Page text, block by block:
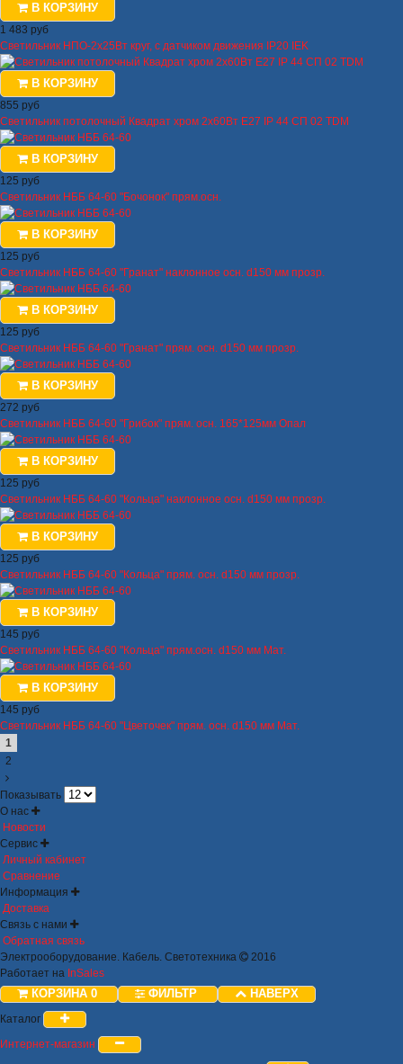
В КОРЗИНУ
1 483 руб
Светильник НПО-2х25Вт круг, с датчиком движения IP20 IEK
В КОРЗИНУ
855 руб
Светильник потолочный Квадрат хром 2х60Вт E27 IP 44 СП 02 TDM
В КОРЗИНУ
125 руб
Светильник НББ 64-60 "Бочонок" прям.осн.
В КОРЗИНУ
125 руб
Светильник НББ 64-60 "Гранат" наклонное осн. d150 мм прозр.
В КОРЗИНУ
125 руб
Светильник НББ 64-60 "Гранат" прям. осн. d150 мм прозр.
В КОРЗИНУ
272 руб
Светильник НББ 64-60 "Грибок" прям. осн. 165*125мм Опал
В КОРЗИНУ
125 руб
Светильник НББ 64-60 "Кольца" наклонное осн. d150 мм прозр.
В КОРЗИНУ
125 руб
Светильник НББ 64-60 "Кольца" прям. осн. d150 мм прозр.
В КОРЗИНУ
145 руб
Светильник НББ 64-60 "Кольца" прям.осн. d150 мм Мат.
В КОРЗИНУ
145 руб
Светильник НББ 64-60 "Цветочек" прям. осн. d150 мм Мат.
1
2
Показывать
О нас
Новости
Сервис
Личный кабинет
Сравнение
Информация
Доставка
Связь с нами
Обратная связь
Электрооборудование. Кабель. Светотехника
2016
Работает на InSales
КОРЗИНА 0 ФИЛЬТР НАВЕРХ
Каталог
Интернет-магазин